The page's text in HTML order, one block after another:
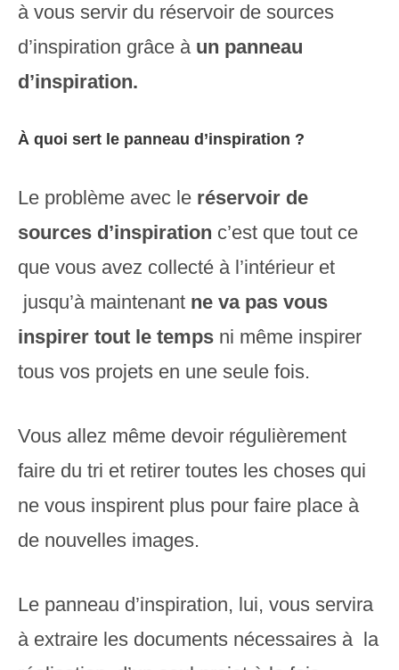
à vous servir du réservoir de sources
d’inspiration grâce à un panneau
d’inspiration.
À quoi sert le panneau d’inspiration ?
Le problème avec le réservoir de
sources d’inspiration c’est que tout ce
que vous avez collecté à l’intérieur et
jusqu’à maintenant ne va pas vous
inspirer tout le temps ni même inspirer
tous vos projets en une seule fois.
Vous allez même devoir régulièrement
faire du tri et retirer toutes les choses qui
ne vous inspirent plus pour faire place à
de nouvelles images.
Le panneau d’inspiration, lui, vous servira
à extraire les documents nécessaires à la